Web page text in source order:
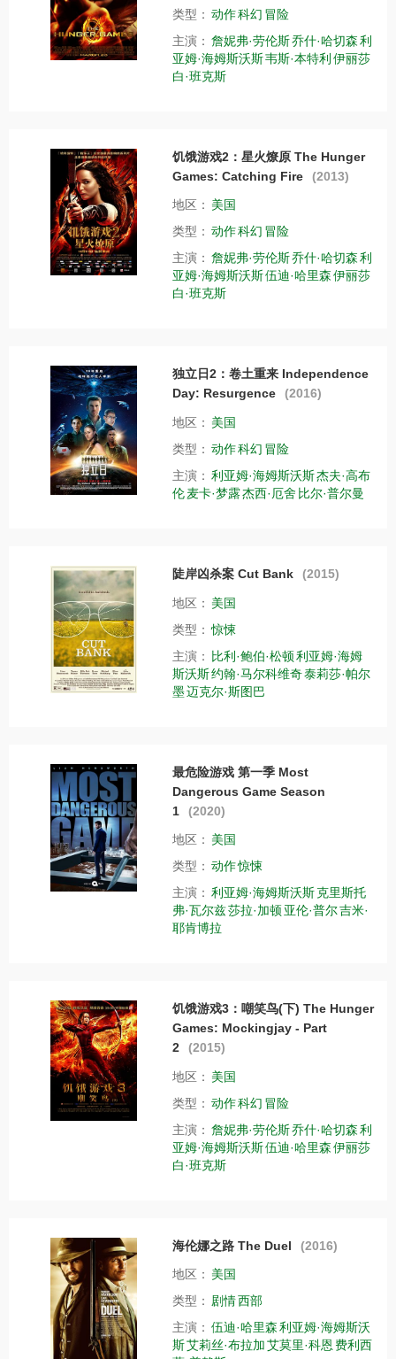
类型： 动作科幻 冒险
主演： 詹妮弗·劳伦斯乔什·哈切森利
亚姆·海姆斯沃斯韦斯·本特利 伊丽莎
白·班克斯
饥饿游戏2：星火燎原 The Hunger
Games: Catching Fire
(2013)
地区： 美国
类型： 动作科幻 冒险
主演： 詹妮弗·劳伦斯乔什·哈切森利
亚姆·海姆斯沃斯伍迪·哈里森伊丽莎
白·班克斯
独立日2：卷土重来 Independence
Day: Resurgence
(2016)
地区： 美国
类型： 动作科幻 冒险
主演： 利亚姆·海姆斯沃斯杰夫·高布
伦麦卡·梦露杰西·厄舍 比尔·普尔曼
陡岸凶杀案 Cut Bank (2015)
地区： 美国
类型： 惊悚
主演：
比利·鲍伯·松顿利亚姆·海姆
斯沃斯约翰·马尔科维奇泰莉莎·帕尔
墨迈克尔·斯图巴
最危险游戏 第一季 Most
Dangerous Game Season
1
(2020)
地区： 美国
类型： 动作惊悚
主演： 利亚姆·海姆斯沃斯克里斯托
弗·瓦尔兹莎拉·加顿亚伦·普尔吉米·
耶肯博拉
饥饿游戏3：嘲笑鸟(下) The Hunger
Games: Mockingjay - Part
2
(2015)
地区： 美国
类型： 动作科幻 冒险
主演： 詹妮弗·劳伦斯乔什·哈切森利
亚姆·海姆斯沃斯伍迪·哈里森伊丽莎
白·班克斯
海伦娜之路 The Duel (2016)
地区： 美国
类型： 剧情西部
主演： 伍迪·哈里森利亚姆·海姆斯沃
斯艾莉丝·布拉加艾莫里·科恩 费利西